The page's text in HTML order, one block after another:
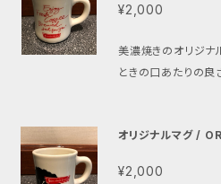
¥2,000
美濃焼きのオリジナ
ときの口あたりの良
オリジナルマグ /
¥2,000